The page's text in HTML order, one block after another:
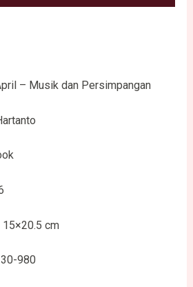
– Musik dan Persimpangan
15×20.5 cm
980